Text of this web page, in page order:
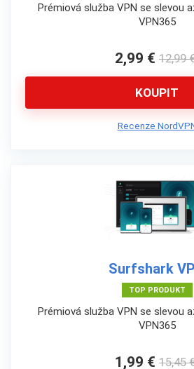
Prémiová služba VPN se slevou
VPN365
2,99 € 12,99
KOUPIT
Recenze
Surfshark
TOP PRODUKT
Prémiová služba VPN se slevou
VPN365
1,99 € 15,45